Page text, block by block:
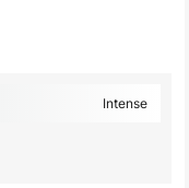
Intense